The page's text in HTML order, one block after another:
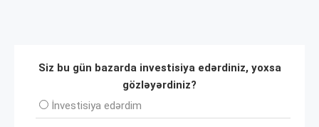
Siz bu gün bazarda investisiya edərdiniz, yoxsa
gözləyərdiniz?
İnvеstisiya edərdim